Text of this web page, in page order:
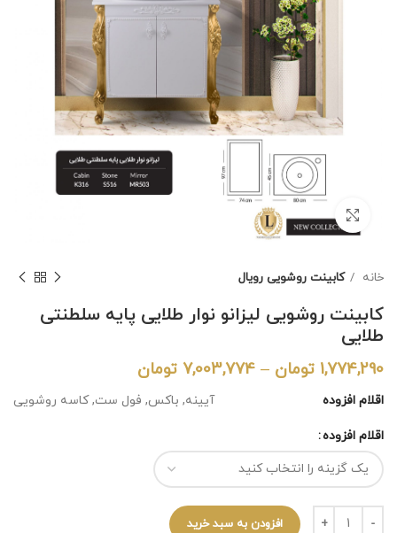
برای بزرگنمایی کلیک کنید
خانه کابینت روشویی رویال
کابینت روشویی لیزانو نوار طلایی پایه سلطنتی
طلایی
1,774,290 تومان –
7,003,774 تومان
اقلام افزوده آیینه, باکس, فول ست, کاسه روشویی
اقلام افزوده
افزودن به سبد خرید